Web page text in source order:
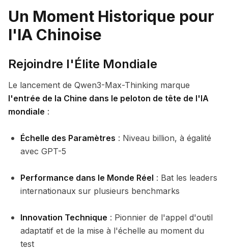
Un Moment Historique pour
l'IA Chinoise
Rejoindre l'Élite Mondiale
Le lancement de Qwen3-Max-Thinking marque
l'entrée de la Chine dans le peloton de tête de l'IA
mondiale :
Échelle des Paramètres : Niveau billion, à égalité
avec GPT-5
Performance dans le Monde Réel : Bat les leaders
internationaux sur plusieurs benchmarks
Innovation Technique : Pionnier de l'appel d'outil
adaptatif et de la mise à l'échelle au moment du
test